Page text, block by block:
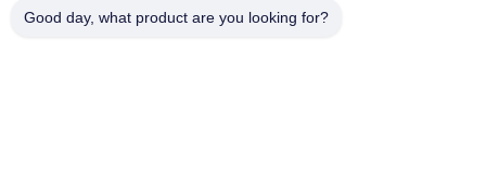
Contactez rapidement
Good day, what product are you looking for?